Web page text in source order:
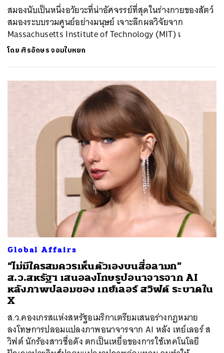
สมองนับเป็นหนึ่งอวัยวะที่น่าอัศจรรย์ที่สุดในร่างกายของสัตว์
สมองระบบรวมศูนย์อย่างมนุษย์ เจาะลึกผลวิจัยจาก
Massachusetts Institute of Technology (MIT) เ
โดย ศิรอักษร จอมใบหยก
Global Affairs
“ไม่มีใครสมควรเห็นตัวเองบนสื่อลามก”
ส.ว.สหรัฐฯ เสนอลงโทษรูปอนาจารจาก AI
หลังภาพปลอมของ เทย์เลอร์ สวิฟต์ ระบาดใน
X
ส.ว.คองเกรสแห่งสหรัฐอเมริกาเตรียมเสนอร่างกฎหมาย
ลงโทษการปลอมแปลงภาพอนาจารจาก AI หลัง เทย์เลอร์ ส
วิฟต์ นักร้องสาวชื่อดัง ตกเป็นเหยื่อของการใช้เทคโนโลยี
TWEET LINE EMAIL